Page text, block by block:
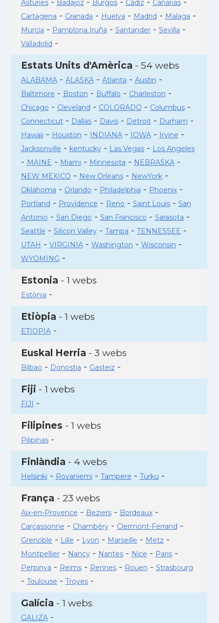
Asturies Badajoz Burgos Cádiz Canarias
Cartagena - Granada - Huelva - Madrid - Malaga -
Murcia - Pamplona Iruña - Santander- Sevilla -
Valladolid -
Estats Units d'Amèrica - 54 webs
ALABAMA- ALASKA- Atlanta - Austin -
Baltimore - Boston - Buffalo - Charleston -
Chicago - Cleveland - COLORADO - Columbus-
Connecticut- Dallas- Davis- Detroit- Durham -
Hawaii - Houston - INDIANA- IOWA- Irvine -
Jacksonville - kentucky- Las Vegas- Los Angeles
- MAINE - Miami - Minnesota - NEBRASKA-
NEW MEXICO - New Orleans- NewYork-
Oklahoma - Orlando - Philadelphia - Phoenix-
Portland - Providence - Reno - Saint Louis- San
Antonio - San Diego - San Francisco - Sarasota -
Seattle - Silicon Valley- Tampa - TENNESSEE -
UTAH - VIRGINIA- Washington - Wisconsin -
WYOMING -
Estonia - 1 webs
Estònia -
Etiòpia - 1 webs
ETIOPIA-
Euskal Herria - 3 webs
Bilbao - Donostia - Gasteiz -
Fiji - 1 webs
FIJI -
Filipines - 1 webs
Pilipinas-
Finlàndia - 4 webs
Helsinki - Rovaniemi - Tampere - Turku -
França - 23 webs
Aix-en-Provence - Beziers- Bordeaux-
Carcassonne - Chambéry- Clermont-Ferrand -
Grenoble - Lille - Lyon - Marseille - Metz -
Montpellier- Nancy- Nantes- Nice - Paris-
Perpinya - Reims- Rennes- Rouen - Strasbourg
- Toulouse - Troyes-
Galícia - 1 webs
GALIZA-